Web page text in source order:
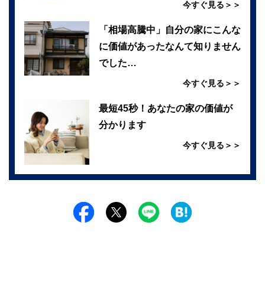
今すぐ見る＞＞
「相場高騰中」自分の家にこんな
に価値があったなんて知りません
でした…
今すぐ見る＞＞
最短45秒！あなたの家の価値が
分かります
今すぐ見る＞＞